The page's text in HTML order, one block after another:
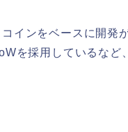
インをベースに開発
を採用しているなど